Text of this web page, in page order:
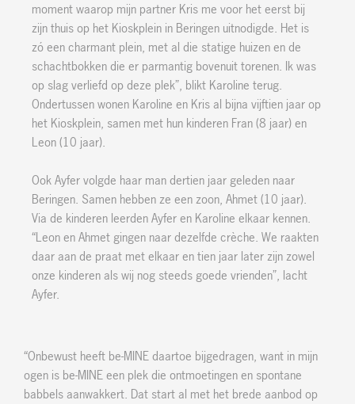
moment waarop mijn partner Kris me voor het eerst bij
zijn thuis op het Kioskplein in Beringen uitnodigde. Het is
zó een charmant plein, met al die statige huizen en de
schachtbokken die er parmantig bovenuit torenen. Ik was
op slag verliefd op deze plek”, blikt Karoline terug.
Ondertussen wonen Karoline en Kris al bijna vijftien jaar op
het Kioskplein, samen met hun kinderen Fran (8 jaar) en
Leon (10 jaar).
Ook Ayfer volgde haar man dertien jaar geleden naar
Beringen. Samen hebben ze een zoon, Ahmet (10 jaar).
Via de kinderen leerden Ayfer en Karoline elkaar kennen.
“Leon en Ahmet gingen naar dezelfde crèche. We raakten
daar aan de praat met elkaar en tien jaar later zijn zowel
onze kinderen als wij nog steeds goede vrienden”, lacht
Ayfer.
“Onbewust heeft be-MINE daartoe bijgedragen, want in mijn
ogen is be-MINE een plek die ontmoetingen en spontane
babbels aanwakkert. Dat start al met het brede aanbod op